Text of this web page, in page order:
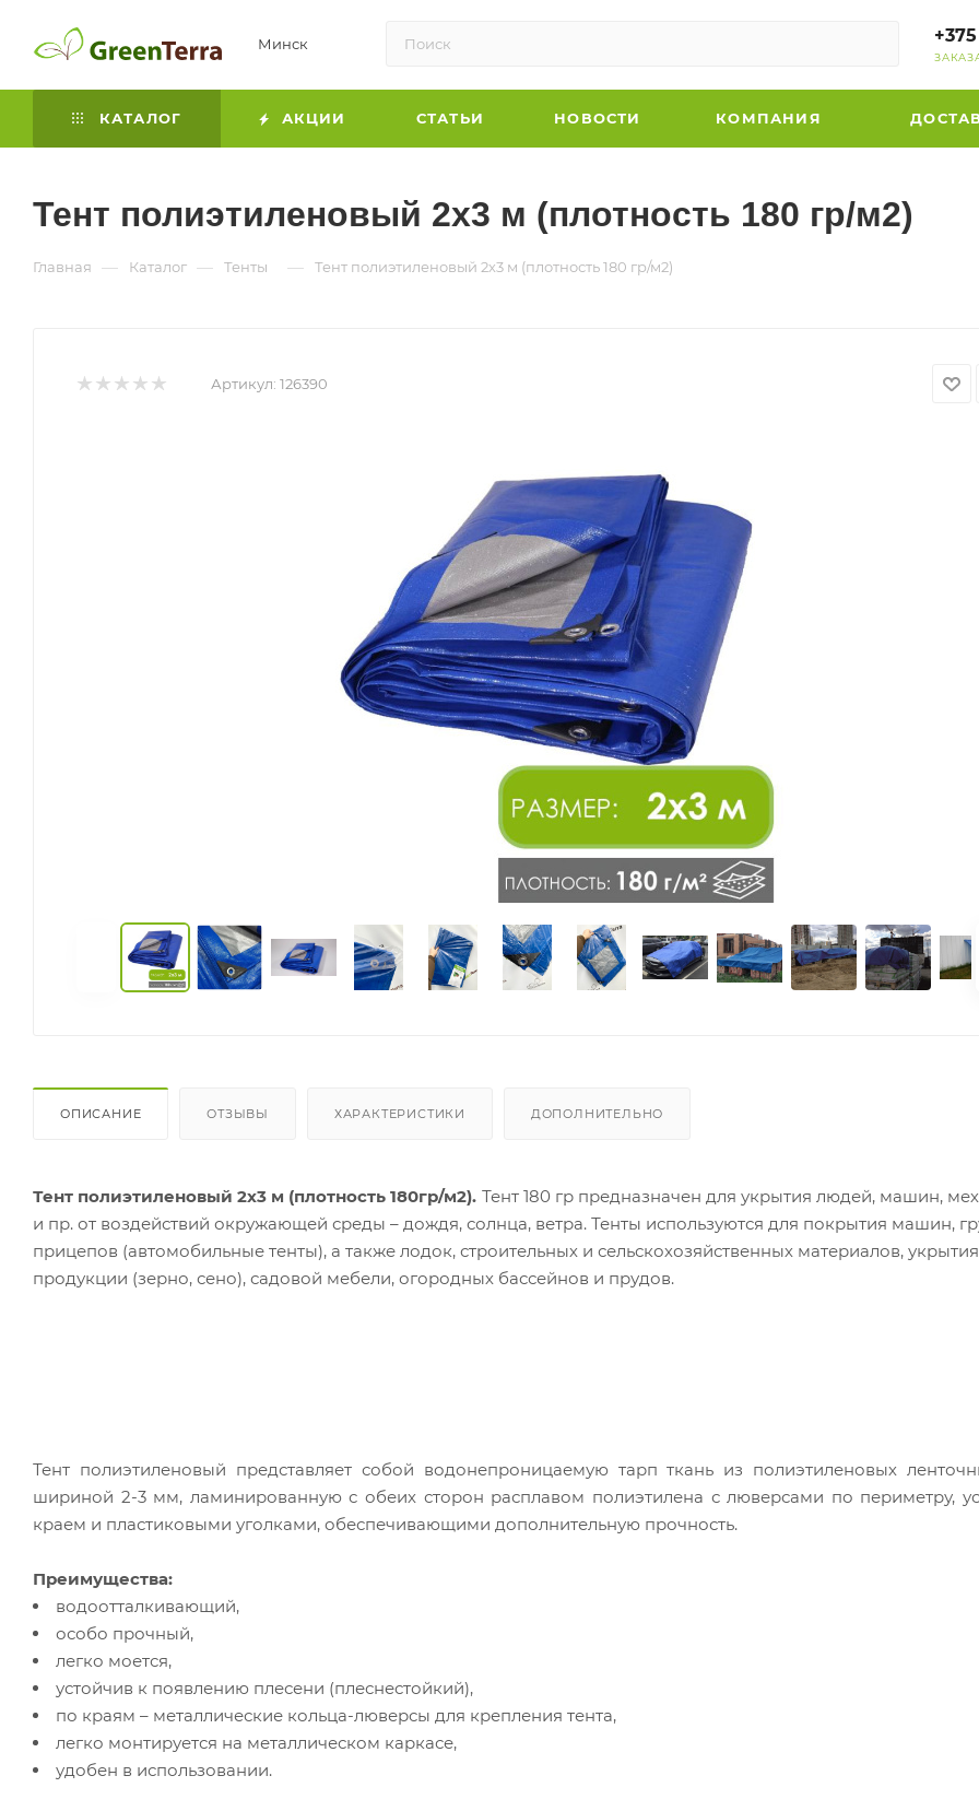
Минск
КАТАЛОГ АКЦИИ СТАТЬИ НОВОСТИ КОМПАНИЯ
Тент полиэтиленовый 2х3 м (плотность 180 гр/м2)
Главная — Каталог — Тенты — Тент полиэтиленовый 2х3 м (плотность 180 гр/м2)
Артикул: 126390
ОПИСАНИЕ ОТЗЫВЫ ХАРАКТЕРИСТИКИ ДОПОЛНИТЕЛЬНО
Тент полиэтиленовый 2х3 м (плотность 180гр/м2). Тент 180 гр предназначен для укрытия людей, машин,
и пр. от воздействий окружающей среды – дождя, солнца, ветра. Тенты используются для покрытия машин,
прицепов (автомобильные тенты), а также лодок, строительных и сельскохозяйственных материалов, укрытия
продукции (зерно, сено), садовой мебели, огородных бассейнов и прудов.
Тент полиэтиленовый представляет собой водонепроницаемую тарп ткань из полиэтиленовых
шириной 2-3 мм, ламинированную с обеих сторон расплавом полиэтилена с люверсами по периметру,
краем и пластиковыми уголками, обеспечивающими дополнительную прочность.
Преимущества:
водоотталкивающий,
особо прочный,
легко моется,
устойчив к появлению плесени (плеснестойкий),
по краям – металлические кольца-люверсы для крепления тента,
легко монтируется на металлическом каркасе,
удобен в использовании.